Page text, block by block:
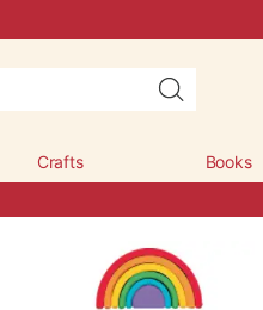
Crafts Books